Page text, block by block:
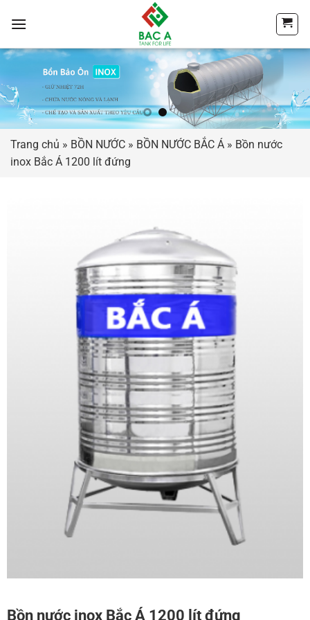
đến
dung
Trang chủ » BỒN NƯỚC » BỒN NƯỚC BẮC Á » Bồn nước
inox Bắc Á 1200 lít đứng
Bồn nước inox Bắc Á 1200 lít đứng